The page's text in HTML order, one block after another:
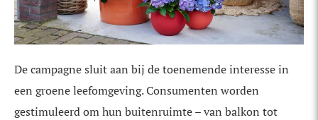
De campagne sluit aan bij de toenemende interesse in
een groene leefomgeving. Consumenten worden
gestimuleerd om hun buitenruimte – van balkon tot